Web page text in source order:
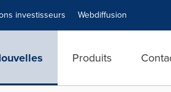
investisseurs Webdiffusion
Produits